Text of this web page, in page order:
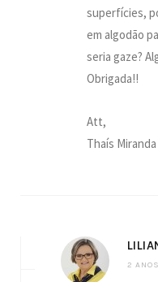
superfícies,
em algodão
seria gaze?
Obrigada!!
Att,
Thaís Miranda
2